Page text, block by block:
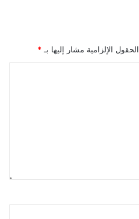
الحقول الإلزامية مشار إليها بـ *